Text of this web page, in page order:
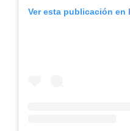
Ver esta publicación en